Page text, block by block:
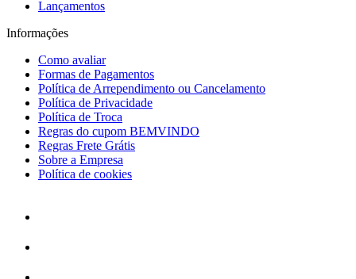
Lançamentos
Informações
Como avaliar
Formas de Pagamentos
Política de Arrependimento ou Cancelamento
Política de Privacidade
Política de Troca
Regras do cupom BEMVINDO
Regras Frete Grátis
Sobre a Empresa
Política de cookies